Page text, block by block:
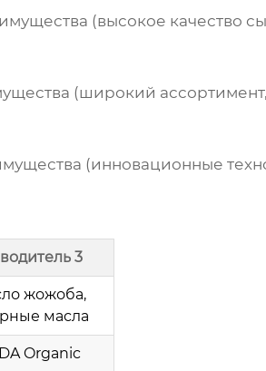
(высокое качество
(широкий ассортимент,
(инновационные
3
жожоба,
масла
Organic